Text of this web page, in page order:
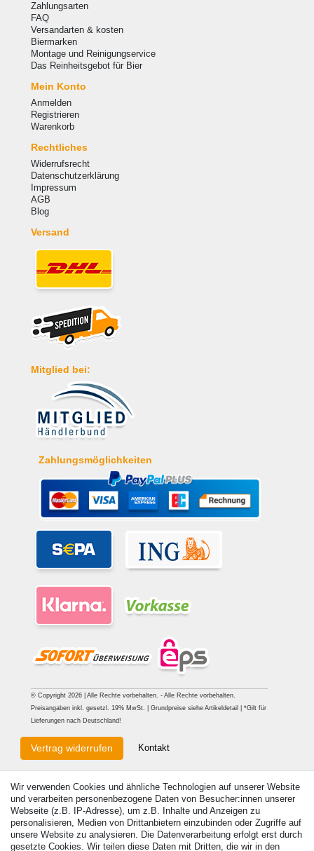
Zahlungsarten
FAQ
Versandarten & kosten
Biermarken
Montage und Reinigungservice
Das Reinheitsgebot für Bier
Mein Konto
Anmelden
Registrieren
Warenkorb
Rechtliches
Widerrufsrecht
Datenschutzerklärung
Impressum
AGB
Blog
Versand
Mitglied bei:
Zahlungsmöglichkeiten
© Copyright 2026 | Alle Rechte vorbehalten. - Alle Rechte vorbehalten.
Preisangaben inkl. gesetzl. 19% MwSt. | Grundpreise siehe Artikeldetail | *Gilt für
Lieferungen nach Deutschland!
Vertrag widerrufen Kontakt
Wir verwenden Cookies und ähnliche Technologien auf unserer Website
und verarbeiten personenbezogene Daten von Besucher:innen unserer
Webseite (z.B. IP-Adresse), um z.B. Inhalte und Anzeigen zu
personalisieren, Medien von Drittanbietern einzubinden oder Zugriffe auf
unsere Website zu analysieren. Die Datenverarbeitung erfolgt erst durch
gesetzte Cookies. Wir teilen diese Daten mit Dritten, die wir in den